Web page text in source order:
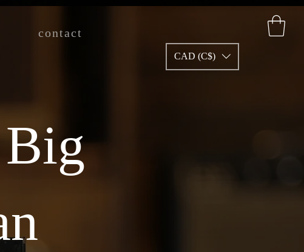
CAD (C$)
contact